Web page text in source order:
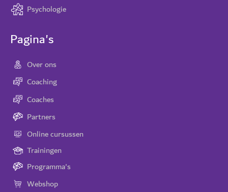
Psychologie
Pagina's
Over ons
Coaching
Coaches
Partners
Online cursussen
Trainingen
Programma's
Webshop